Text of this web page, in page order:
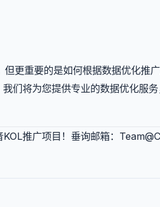
更重要的是如何根据数据优化推
们将为您提供专业的数据优化服
推广项目！垂询邮箱：